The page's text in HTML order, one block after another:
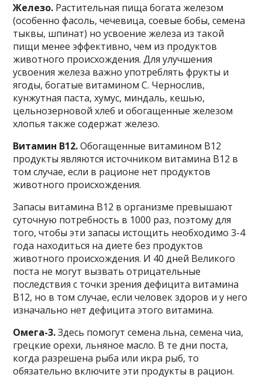
Железо. Растительная пища богата железом
(особенно фасоль, чечевица, соевые бобы, семена
тыквы, шпинат) но усвоение железа из такой
пищи менее эффективно, чем из продуктов
животного происхождения. Для улучшения
усвоения железа важно употреблять фрукты и
ягоды, богатые витамином С. Чернослив,
кунжутная паста, хумус, миндаль, кешью,
цельнозерновой хлеб и обогащенные железом
хлопья также содержат железо.
Витамин В12.Обогащенные витамином В12
продукты являются источником витамина В12 в
том случае, если в рационе нет продуктов
животного происхождения.
Запасы витамина В12 в организме превышают
суточную потребность в 1000 раз, поэтому для
того, чтобы эти запасы истощить необходимо 3-4
года находиться на диете без продуктов
животного происхождения. И 40 дней Великого
поста не могут вызвать отрицательные
последствия с точки зрения дефицита витамина
В12, но в том случае, если человек здоров и у него
изначально нет дефицита этого витамина.
Омега-3.Здесь помогут семена льна, семена чиа,
грецкие орехи, льняное масло. В те дни поста,
когда разрешена рыба или икра рыб, то
обязательно включите эти продукты в рацион.